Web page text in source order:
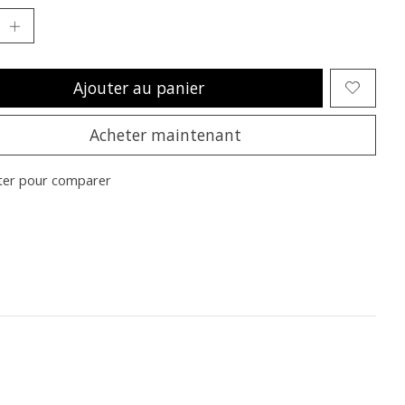
Ajouter au panier
Acheter maintenant
pour comparer